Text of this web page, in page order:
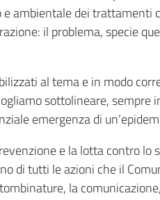
ambientale dei trattamenti
il problema, specie
al tema e in modo
sottolineare,
emergenza di
e la lotta contro lo
di tutti le azioni che il
la